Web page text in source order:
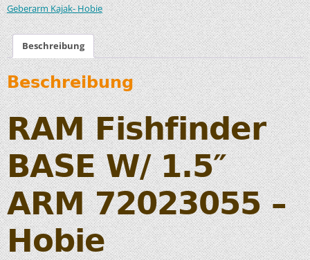
Geberarm Kajak- Hobie
Beschreibung
Beschreibung
RAM Fishfinder
BASE W/ 1.5″
ARM 72023055 –
Hobie